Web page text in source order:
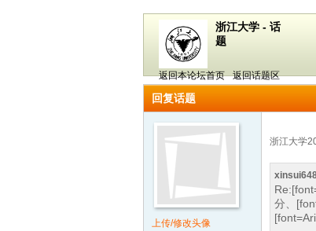
浙江大学 - 话
题
返回本论坛首页 返回话题区
回复话题
上传/修改头像
浙江大学
分、